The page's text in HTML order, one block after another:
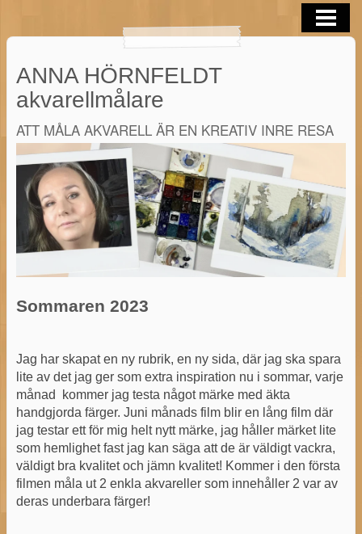
BLOGG
KONTAKTA
AKVARELL I SOMMAR 2026
ANNA HÖRNFELDT
akvarellmålare
ATT MÅLA AKVARELL ÄR EN KREATIV INRE RESA
Sommaren 2023
Jag har skapat en ny rubrik, en ny sida, där jag ska spara
lite av det jag ger som extra inspiration nu i sommar, varje
månad kommer jag testa något märke med äkta
handgjorda färger. Juni månads film blir en lång film där
jag testar ett för mig helt nytt märke, jag håller märket lite
som hemlighet fast jag kan säga att de är väldigt vackra,
väldigt bra kvalitet och jämn kvalitet! Kommer i den första
filmen måla ut 2 enkla akvareller som innehåller 2 var av
deras underbara färger!